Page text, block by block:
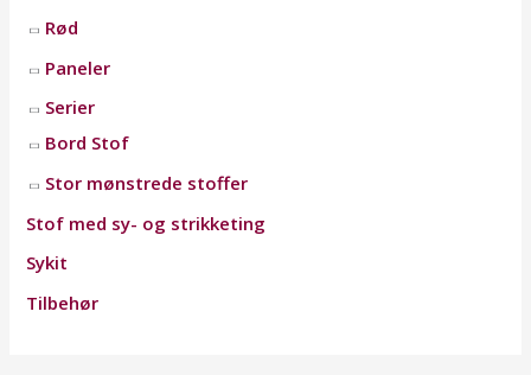
Rød
Paneler
Serier
Bord Stof
Stor mønstrede stoffer
Stof med sy- og strikketing
Sykit
Tilbehør